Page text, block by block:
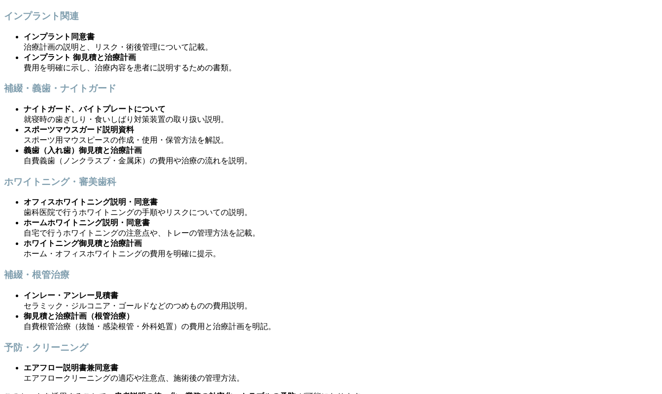
インプラント関連
インプラント同意書
治療計画の説明と、リスク・術後管理について記載。
インプラント 御見積と治療計画
費用を明確に示し、治療内容を患者に説明するための書類。
補綴・義歯・ナイトガード
ナイトガード、バイトプレートについて
就寝時の歯ぎしり・食いしばり対策装置の取り扱い説明。
スポーツマウスガード説明資料
スポーツ用マウスピースの作成・使用・保管方法を解説。
義歯（入れ歯）御見積と治療計画
自費義歯（ノンクラスプ・金属床）の費用や治療の流れを説明。
ホワイトニング・審美歯科
オフィスホワイトニング説明・同意書
歯科医院で行うホワイトニングの手順やリスクについての説明。
ホームホワイトニング説明・同意書
自宅で行うホワイトニングの注意点や、トレーの管理方法を記載。
ホワイトニング御見積と治療計画
ホーム・オフィスホワイトニングの費用を明確に提示。
補綴・根管治療
インレー・アンレー見積書
セラミック・ジルコニア・ゴールドなどのつめものの費用説明。
御見積と治療計画（根管治療）
自費根管治療（抜髄・感染根管・外科処置）の費用と治療計画を明記。
予防・クリーニング
エアフロー説明書兼同意書
エアフロークリーニングの適応や注意点、施術後の管理方法。